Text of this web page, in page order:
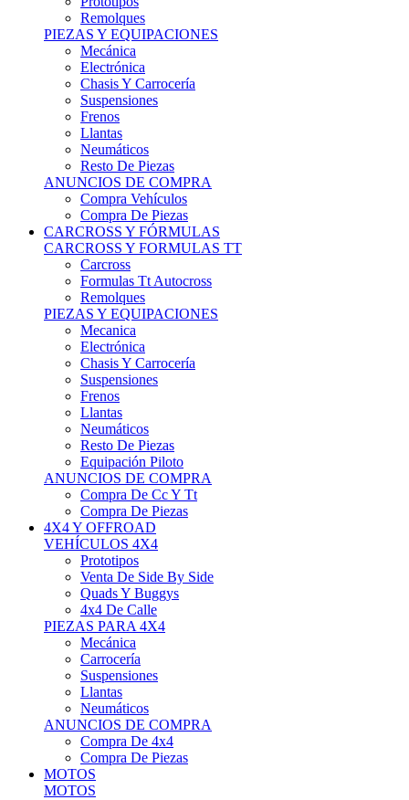
PIEZAS Y EQUIPACIONES
Mecánica
Electrónica
Chasis Y Carrocería
Suspensiones
Frenos
Llantas
Neumáticos
Resto De Piezas
ANUNCIOS DE COMPRA
Compra Vehículos
Compra De Piezas
CARCROSS Y FÓRMULAS
CARCROSS Y FORMULAS TT
Carcross
Formulas Tt Autocross
Remolques
PIEZAS Y EQUIPACIONES
Mecanica
Electrónica
Chasis Y Carrocería
Suspensiones
Frenos
Llantas
Neumáticos
Resto De Piezas
Equipación Piloto
ANUNCIOS DE COMPRA
Compra De Cc Y Tt
Compra De Piezas
4X4 Y OFFROAD
VEHÍCULOS 4X4
Prototipos
Venta De Side By Side
Quads Y Buggys
4x4 De Calle
PIEZAS PARA 4X4
Mecánica
Carrocería
Suspensiones
Llantas
Neumáticos
ANUNCIOS DE COMPRA
Compra De 4x4
Compra De Piezas
MOTOS
MOTOS
Motos De Circuito